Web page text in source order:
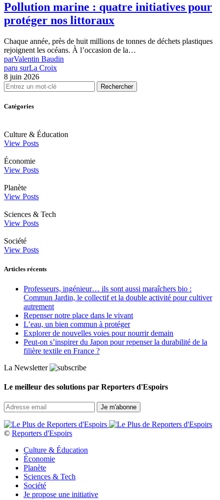
Pollution marine : quatre initiatives pour
protéger nos littoraux
Chaque année, près de huit millions de tonnes de déchets plastiques
rejoignent les océans. À l’occasion de la…
parValentin Baudin
paru surLa Croix
8 juin 2026
Rechercher
Catégories
Culture & Éducation
View Posts
Économie
View Posts
Planète
View Posts
Sciences & Tech
View Posts
Société
View Posts
Articles récents
Professeurs, ingénieur… ils sont aussi maraîchers bio :
Commun Jardin, le collectif et la double activité pour cultiver
autrement
Repenser notre place dans le vivant
L’eau, un bien commun à protéger
Explorer de nouvelles voies pour nourrir demain
Peut‑on s’inspirer du Japon pour repenser la durabilité de la
filière textile en France ?
La Newsletter
Le meilleur des solutions par Reporters d'Espoirs
© Reporters d'Espoirs
Culture & Éducation
Économie
Planète
Sciences & Tech
Société
Je propose une initiative